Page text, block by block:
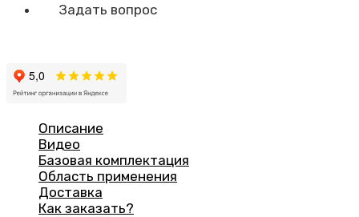
Задать вопрос
Описание
Видео
Базовая комплектация
Область применения
Доставка
Как заказать?